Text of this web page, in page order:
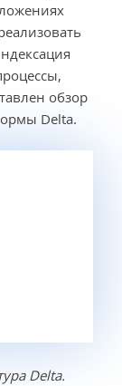
обзор
Delta.
Delta.